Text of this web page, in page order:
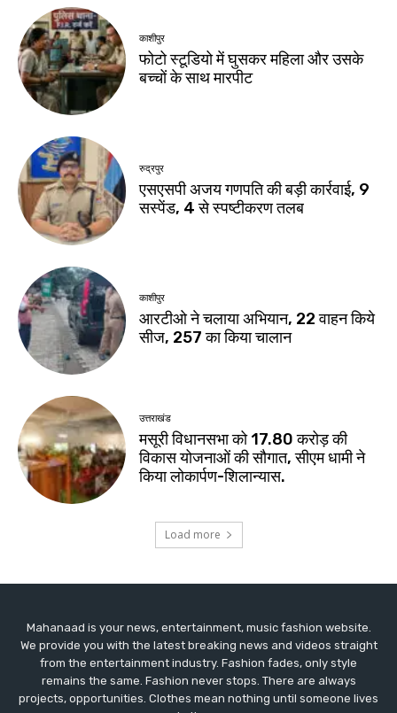
Mahanaad is your news, entertainment, music fashion website.
We provide you with the latest breaking news and videos straight
from the entertainment industry. Fashion fades, only style
remains the same. Fashion never stops. There are always
projects, opportunities. Clothes mean nothing until someone lives